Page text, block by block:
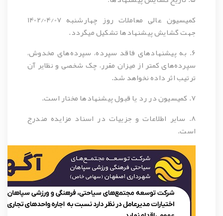
کمیسیون عالی معاملات روز چهارشنبه 1402/04/07
جهت گشایش پیشنهادها تشکیل میگردد.
6. به پیشنهادهای فاقد سپرده، سپرده‌های مخدوش،
سپرده‌های کمتر از میزان مقرر، چک شخصی و نظایر آن
ترتیب اثر داده نخواهد شد.
8. سایر اطلاعات و جزییات در اسناد مزایده مندرج
است.